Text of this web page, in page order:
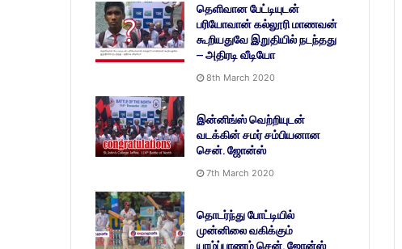
தெளிவான பேட்டியுடன்
பரியோவான் கல்லூரி மாணவன்
கூறியதுவே இறுதியில் நடந்தது
– அதிரடி வீடியோ
8th March 2020
இன்னிங்ஸ் வெற்றியுடன்
வடக்கின் சமர் சம்பியனான
சென். ஜோன்ஸ்
7th March 2020
தொடர்ந்து போட்டியில்
முன்னிலை வகிக்கும்
யாழ்ப்பாணம் சென். ஜோன்ஸ்